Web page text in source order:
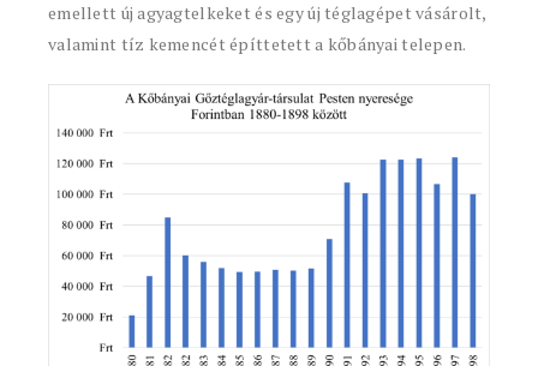
emellett új agyagtelkeket és egy új téglagépet vásárolt,
valamint tíz kemencét építtetett a kőbányai telepen.